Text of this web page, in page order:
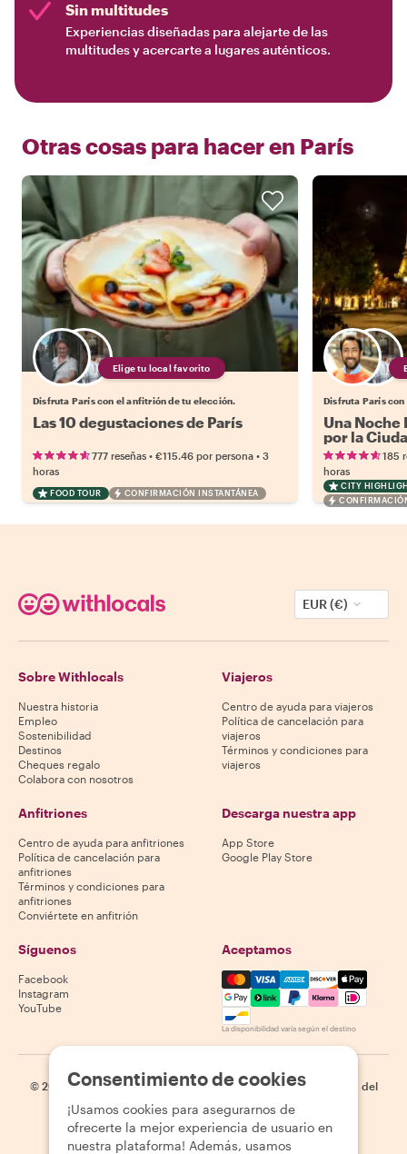
Sin multitudes
Experiencias diseñadas para alejarte de las
multitudes y acercarte a lugares auténticos.
Otras cosas para hacer en París
Elige tu local favorito
Disfruta París con el anfitrión de tu elección.
Las 10 degustaciones de París
777 reseñas • €115.46 por persona • 3
horas
FOOD TOUR CONFIRMACIÓN INSTANTÁNEA
Disfruta París
Una Noche
por la
185
horas
CITY
EUR (€)
Sobre Withlocals
Nuestra historia
Empleo
Sostenibilidad
Destinos
Cheques regalo
Colabora con nosotros
Viajeros
Centro de ayuda para viajeros
Política de cancelación para
viajeros
Términos y condiciones para
viajeros
Anfitriones
Centro de ayuda para anfitriones
Política de cancelación para
anfitriones
Términos y condiciones para
anfitriones
Conviértete en anfitrión
Descarga nuestra app
App Store
Google Play Store
Síguenos
Facebook
Instagram
YouTube
Aceptamos
Mastercard, Visa, Amex,
La disponibilidad varía según el destino
© 2026 Withlocals.com | Política de privacidad | Cookies
Mapa del
Consentimiento de cookies
¡Usamos cookies para asegurarnos de
ofrecerte la mejor experiencia de usuario en
nuestra plataforma! Además, usamos